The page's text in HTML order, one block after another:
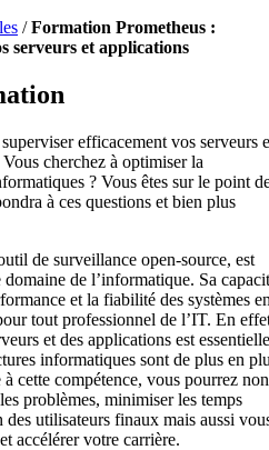
/Formation Prometheus :
serveurs et applications
efficacement vos serveurs
cherchez à optimiser la
? Vous êtes sur le point
à ces questions et bien plus
de surveillance open-source, est
de l’informatique. Sa
et la fiabilité des systèmes
tout professionnel de l’IT. En
et des applications est essentielle
informatiques sont de plus en
cette compétence, vous pourrez non
problèmes, minimiser les temps
des utilisateurs finaux mais aussi
accélérer votre carrière.